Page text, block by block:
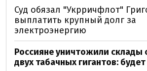
Суд обязал "Укрричфлот"
выплатить крупный долг за
электроэнергию
Россияне уничтожили склады
двух табачных гигантов: